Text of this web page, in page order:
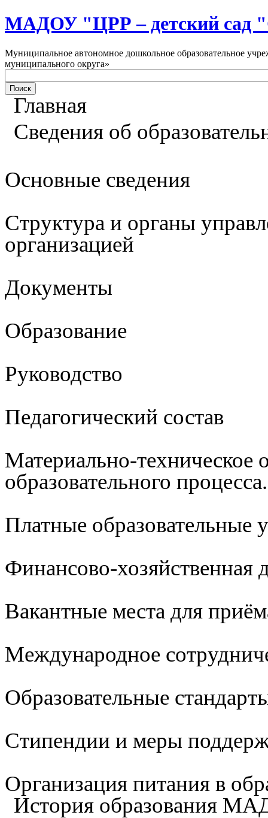
МАДОУ "ЦРР – детский
Муниципальное автономное дошкольное образовательное
муниципального округа»
Главная
Сведения об
Основные сведения
Структура и органы
организацией
Документы
Образование
Руководство
Педагогический состав
Материально-техническое
образовательного
Платные образовательные
Финансово-хозяйственная
Вакантные места для
Международное
Образовательные
Стипендии и меры
Организация питания в
История образования